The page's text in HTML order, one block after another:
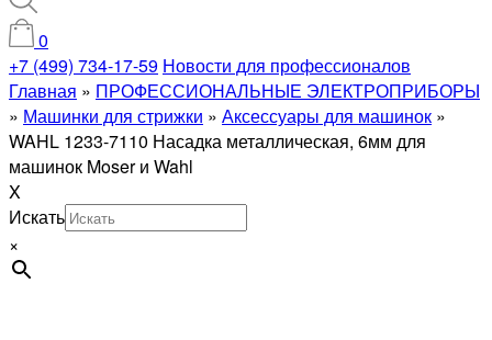
0
+7 (499) 734-17-59 Новости для профессионалов
Главная » ПРОФЕССИОНАЛЬНЫЕ ЭЛЕКТРОПРИБОРЫ
» Машинки для стрижки » Аксессуары для машинок »
WAHL 1233-7110 Насадка металлическая, 6мм для
машинок Moser и Wahl
X
Искать
×